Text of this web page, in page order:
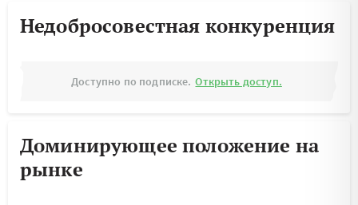
Недобросовестная конкуренция
Доступно по подписке. Открыть доступ.
Доминирующее положение на
рынке